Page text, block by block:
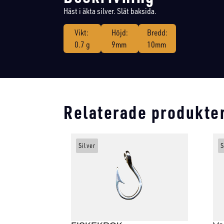
Häst i äkta silver. Slät baksida.
Vikt:
0.7 g
Höjd:
9mm
Bredd:
10mm
Relaterade
Silver